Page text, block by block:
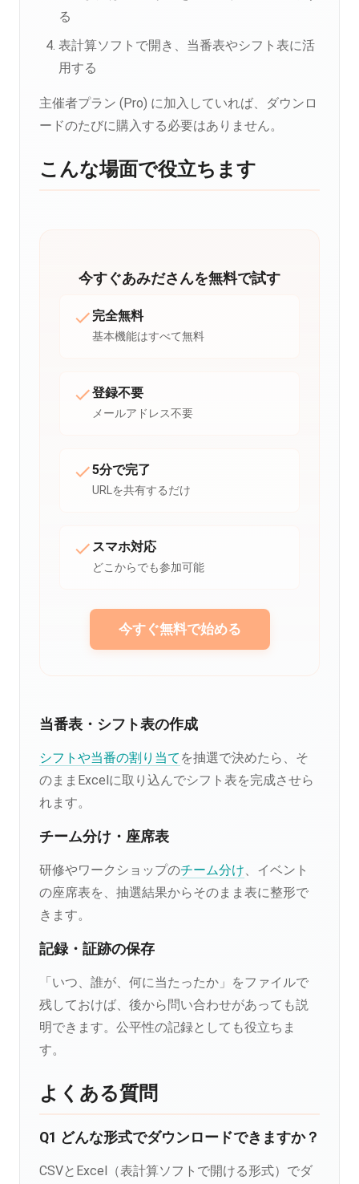
る
表計算ソフトで開き、当番表やシフト表に活
用する
主催者プラン (Pro) に加入していれば、ダウンロ
ードのたびに購入する必要はありません。
こんな場面で役立ちます
今すぐあみださんを無料で試す
完全無料
基本機能はすべて無料
登録不要
メールアドレス不要
5分で完了
URLを共有するだけ
スマホ対応
どこからでも参加可能
今すぐ無料で始める
当番表・シフト表の作成
シフトや当番の割り当て を抽選で決めたら、そ
のままExcelに取り込んでシフト表を完成させら
れます。
チーム分け・座席表
研修やワークショップのチーム分け 、イベント
の座席表を、抽選結果からそのまま表に整形で
きます。
記録・証跡の保存
「いつ、誰が、何に当たったか」をファイルで
残しておけば、後から問い合わせがあっても説
明できます。公平性の記録としても役立ちま
す。
よくある質問
Q1 どんな形式でダウンロードできますか？
CSVとExcel（表計算ソフトで開ける形式）でダ